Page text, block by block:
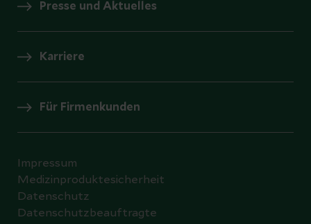
Presse und Aktuelles
Karriere
Für Firmenkunden
Impressum
Medizinproduktesicherheit
Datenschutz
Datenschutzbeauftragte